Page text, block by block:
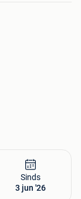
Sinds
3 jun '26